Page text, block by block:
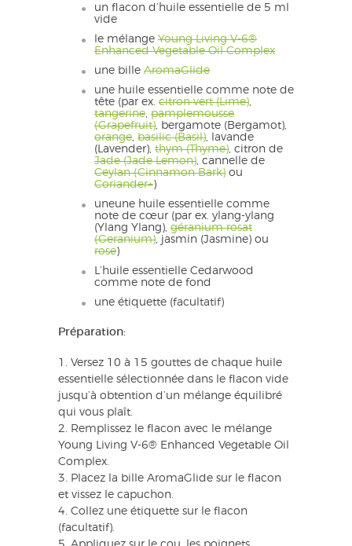
un flacon d’huile essentielle de 5 ml
vide
le mélange Young Living V-6®
Enhanced Vegetable Oil Complex
une bille AromaGlide
une huile essentielle comme note de
tête (par ex. citron vert (Lime)
tangerine pamplemousse
(Grapefruit) , bergamote (Bergamot),
orange basilic (Basil) , lavande
(Lavender), thym (Thyme) , citron de
Jade (Jade Lemon) , cannelle de
Ceylan (Cinnamon Bark) ou
Coriander+)
uneune huile essentielle comme
note de cœur (par ex. ylang-ylang
(Ylang Ylang), géranium rosat
(Geranium) , jasmin (Jasmine) ou
rose)
L’huile essentielle Cedarwood
comme note de fond
une étiquette (facultatif)
Préparation:
1. Versez 10 à 15 gouttes de chaque huile
essentielle sélectionnée dans le flacon vide
jusqu’à obtention d’un mélange équilibré
qui vous plaît.
2. Remplissez le flacon avec le mélange
Young Living V-6® Enhanced Vegetable Oil
Complex.
3. Placez la bille AromaGlide sur le flacon
et vissez le capuchon.
4. Collez une étiquette sur le flacon
(facultatif).